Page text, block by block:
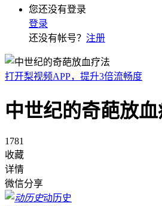
您还没有登录
登录
还没有帐号？ 注册
打开梨视频APP，提升3倍流畅度
中世纪的奇葩放
1781
收藏
详情
微信分享
动历史